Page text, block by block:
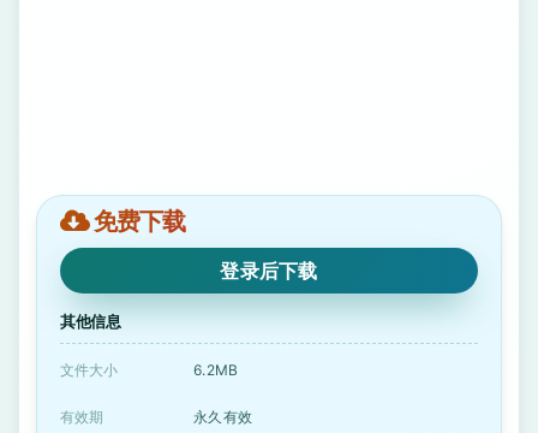
免费下载
登录后下载
其他信息
文件大小 6.2MB
有效期 永久有效